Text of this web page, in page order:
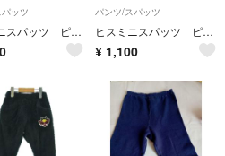
ッツ
ヒスミニスパッツ ピンク2 110cm
パンツ/スパッツ
ヒスミニスパッツ ピンク 110cm
¥ 1,100